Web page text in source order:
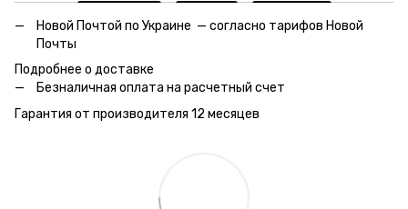
Новой Почтой по Украине — согласно тарифов Новой
Почты
Подробнее о доставке
Безналичная оплата на расчетный счет
Гарантия от производителя 12 месяцев